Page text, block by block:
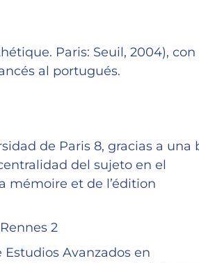
Paris: Seuil, 2004), con
al portugués.
de Paris 8, gracias a una
del sujeto en el
mémoire et de l’édition
2
Avanzados en